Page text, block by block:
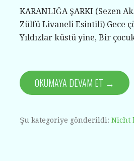
KARANLIĞA ŞARKI (Sezen
Zülfü Livaneli Esintili) Gece
Yıldızlar küstü yine, Bir
OKUMAYA DEVAM ET →
Şu kategoriye gönderildi: Nicht